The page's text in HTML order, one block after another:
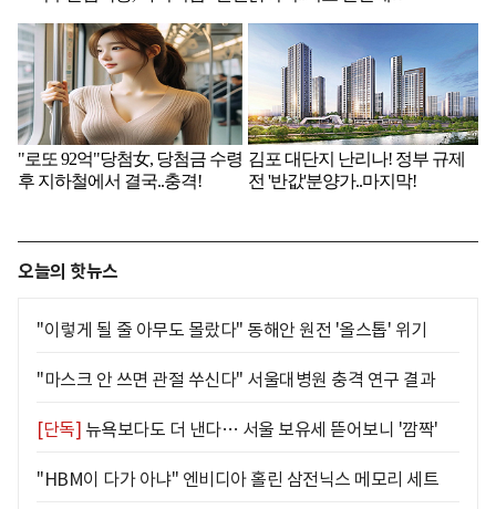
오늘의 핫뉴스
"이렇게 될 줄 아무도 몰랐다" 동해안 원전 '올스톱' 위기
"마스크 안 쓰면 관절 쑤신다" 서울대병원 충격 연구 결과
[단독] 뉴욕보다도 더 낸다… 서울 보유세 뜯어보니 '깜짝'
"HBM이 다가 아냐" 엔비디아 홀린 삼전닉스 메모리 세트